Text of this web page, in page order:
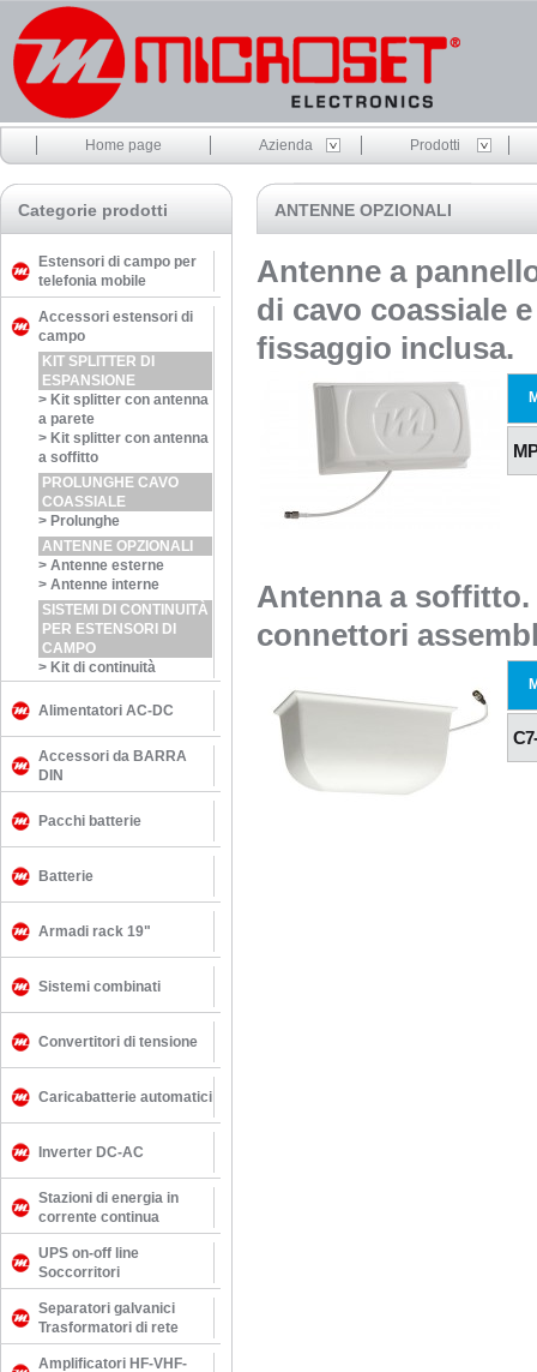
Home page Azienda Prodotti
ANTENNE OPZIONALI
Antenne a
di cavo coassiale
fissaggio inclusa.
Antenna a soffitto.
connettori
Categorie prodotti
Estensori di campo per
telefonia mobile
Accessori estensori di
campo
KIT SPLITTER DI
ESPANSIONE
> Kit splitter con antenna
a parete
> Kit splitter con antenna
a soffitto
PROLUNGHE CAVO
COASSIALE
> Prolunghe
ANTENNE OPZIONALI
> Antenne esterne
> Antenne interne
SISTEMI DI CONTINUITÀ
PER ESTENSORI DI
CAMPO
> Kit di continuità
Alimentatori AC-DC
Accessori da BARRA
DIN
Pacchi batterie
Batterie
Armadi rack 19"
Sistemi combinati
Convertitori di tensione
Caricabatterie automatici
Inverter DC-AC
Stazioni di energia in
corrente continua
UPS on-off line
Soccorritori
Separatori galvanici
Trasformatori di rete
Amplificatori HF-VHF-